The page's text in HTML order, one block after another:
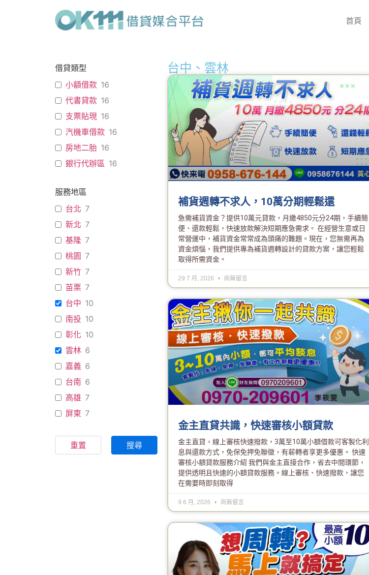
首頁
借貸類型
小額借款 16
代書貸款 16
支票貼現 16
汽機車借款 16
房地二胎 16
銀行代辦區 16
服務地區
台北 7
新北 7
基隆 7
桃園 7
新竹 7
苗栗 7
台中 10
南投 10
彰化 10
雲林 6
嘉義 6
台南 6
高雄 7
屏東 7
搜尋
重置
台中、雲林
補貨週轉不求人，10萬分期輕鬆還
急需補貨資金？提供10萬元貸款，月繳4850元分24期，手續簡
便、還款輕鬆，快速放款解決短期應急需求。 在經營生意或日
常營運中，補貨資金常常成為頭痛的難題。現在，您無需再為
資金煩惱，我們提供專為補貨週轉設計的貸款方案，讓您輕鬆
取得所需資金。
29 7 月, 2026 尚無留言
金主直貸共識，快速審核小額貸款
金主直貸，線上審核快速撥款，3萬至10萬小額借款可客製化利
息與還款方式，免保免押免聯徵，有薪轉者享更多優惠。 快速
審核小額貸款服務介紹 我們與金主直接合作，省去中間環節，
提供透明且快速的小額貸款服務。線上審核、快速撥款，讓您
在需要時即刻取得
9 6 月, 2026 尚無留言